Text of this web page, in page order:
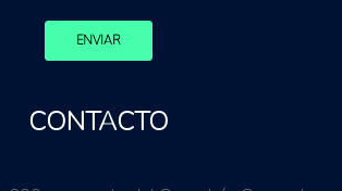
ENVIAR
CONTACTO